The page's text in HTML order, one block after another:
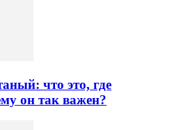
что это, где
он так важен?